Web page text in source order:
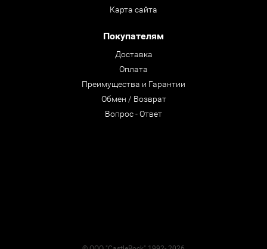
Карта сайта
Покупателям
Доставка
Оплата
Преимущества и Гарантии
Обмен / Возврат
Вопрос - Ответ